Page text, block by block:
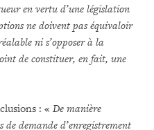
en vertu d’une législation
ne doivent pas équivaloir
ni s’opposer à la
de constituer, en fait, une
: « De manière
demande d’enregistrement